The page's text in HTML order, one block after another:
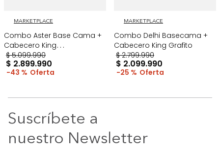
MARKETPLACE
Combo Aster Base Cama +
Cabecero King
Taupe/Madera
$ 5.099.990
$ 2.899.990
43 %
MARKETPLACE
Combo Delhi Basecama +
Cabecero King Grafito
$ 2.799.990
$ 2.099.990
25 %
Suscríbete a
nuestro Newsletter